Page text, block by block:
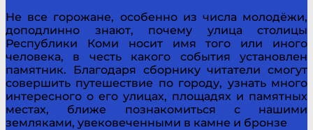
Не все горожане, особенно из числа молодёжи,
доподлинно знают, почему улица столицы
Республики Коми носит имя того или иного
человека, в честь какого события установлен
памятник. Благодаря сборнику читатели смогут
совершить путешествие по городу, узнать много
интересного о его улицах, площадях и памятных
местах, ближе познакомиться с нашими
земляками, увековеченными в камне и бронзе